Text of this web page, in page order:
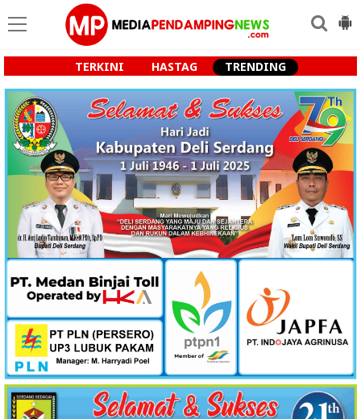
TERKINI HASTAG TRENDING